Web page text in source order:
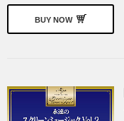
BUY NOW